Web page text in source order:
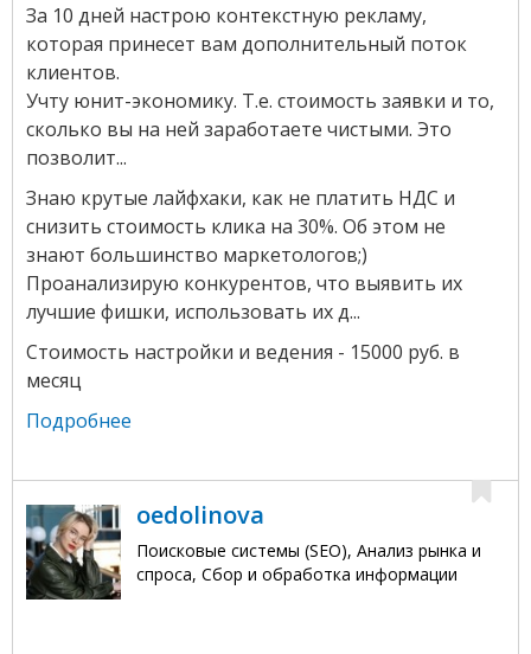
За 10 дней настрою контекстную рекламу,
которая принесет вам дополнительный поток
клиентов.
Учту юнит-экономику. Т.е. стоимость заявки и то,
сколько вы на ней заработаете чистыми. Это
позволит...
Знаю крутые лайфхаки, как не платить НДС и
снизить стоимость клика на 30%. Об этом не
знают большинство маркетологов;)
Проанализирую конкурентов, что выявить их
лучшие фишки, использовать их д...
Стоимость настройки и ведения - 15000 руб. в
месяц
Подробнее
oedolinova
Поисковые системы (SEO), Анализ рынка и
спроса, Сбор и обработка информации